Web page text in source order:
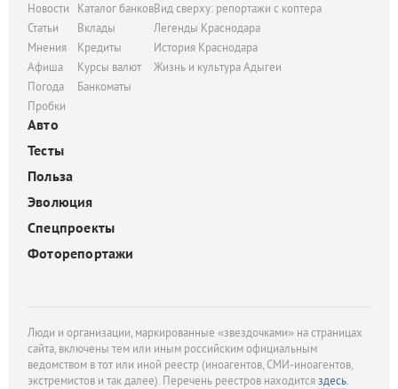
Новости
Статьи
Мнения
Афиша
Погода
Пробки
Каталог банков
Вклады
Кредиты
Курсы валют
Банкоматы
Вид сверху: репортажи с коптера
Легенды Краснодара
История Краснодара
Жизнь и культура Адыгеи
Авто
Тесты
Польза
Эволюция
Спецпроекты
Фоторепортажи
Люди и организации, маркированные «звездочками» на страницах
сайта, включены тем или иным российским официальным
ведомством в тот или иной реестр (иноагентов, СМИ-иноагентов,
экстремистов и так далее). Перечень реестров находитсяздесь.